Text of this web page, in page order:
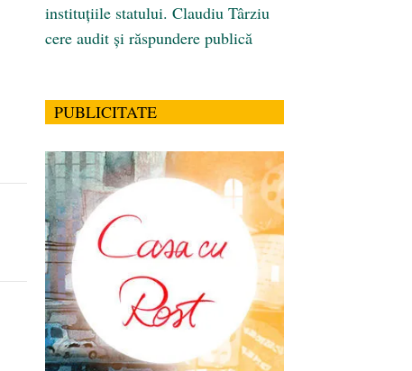
instituțiile statului. Claudiu Târziu
cere audit și răspundere publică
PUBLICITATE